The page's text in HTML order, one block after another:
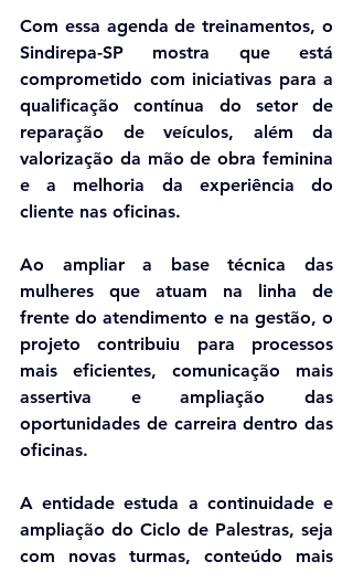
Com essa agenda de treinamentos, o
Sindirepa-SP mostra que está
comprometido com iniciativas para a
qualificação contínua do setor de
reparação de veículos, além da
valorização da mão de obra feminina
e a melhoria da experiência do
cliente nas oficinas.
Ao ampliar a base técnica das
mulheres que atuam na linha de
frente do atendimento e na gestão, o
projeto contribuiu para processos
mais eficientes, comunicação mais
assertiva e ampliação das
oportunidades de carreira dentro das
oficinas.
A entidade estuda a continuidade e
ampliação do Ciclo de Palestras, seja
com novas turmas, conteúdo mais